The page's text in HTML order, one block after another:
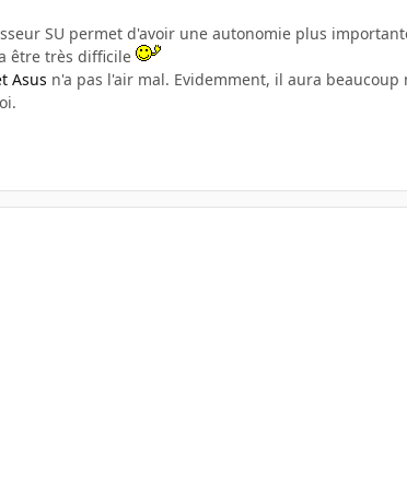
SU permet d'avoir une autonomie plus
être très difficile
Asus n'a pas l'air mal. Evidemment, il aura